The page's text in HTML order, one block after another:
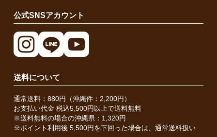
公式SNSアカウント
送料について
通常送料：880円（沖縄件：2,200円）
お支払い代金 税込5,500円以上で送料無料
※送料無料の場合の沖縄県：1,320円
※ポイント利用後 5,500円を下回った場合は、通常送料扱い